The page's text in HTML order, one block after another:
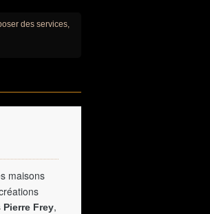
des services,
maisons
Pierre Frey,